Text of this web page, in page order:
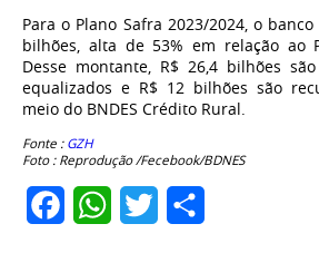
Para o Plano Safra 2023/2024, o
bilhões, alta de 53% em relação ao
Desse montante, R$ 26,4 bilhões
equalizados e R$ 12 bilhões são
meio do BNDES Crédito Rural.
Fonte :GZH
Foto : Reprodução /Fecebook/BDNES
FacebookWhatsApp
Twitter